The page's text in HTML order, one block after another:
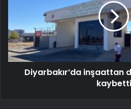
Diyarbakır’da inşaattan
kaybetti